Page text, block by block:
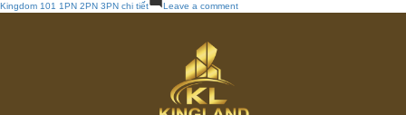
Kingdom 101 1PN 2PN 3PN chi tiết
Leave a comment
Thiết